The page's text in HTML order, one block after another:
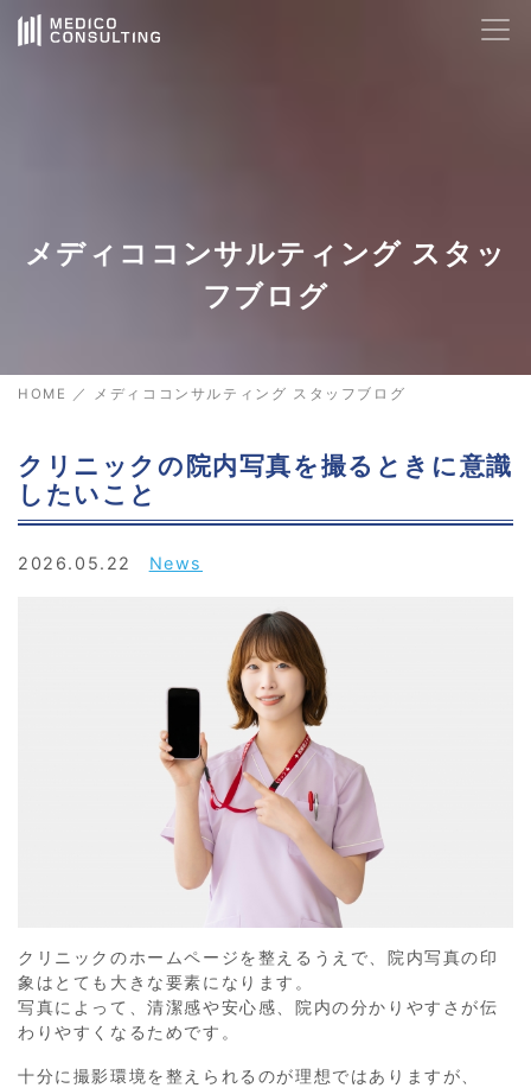
メディココンサルティング スタッ
フブログ
HOME ／ メディココンサルティング スタッフブログ
クリニックの院内写真を撮るときに意識
したいこと
2026.05.22 News
クリニックのホームページを整えるうえで、院内写真の印
象はとても大きな要素になります。
写真によって、清潔感や安心感、院内の分かりやすさが伝
わりやすくなるためです。
十分に撮影環境を整えられるのが理想ではありますが、